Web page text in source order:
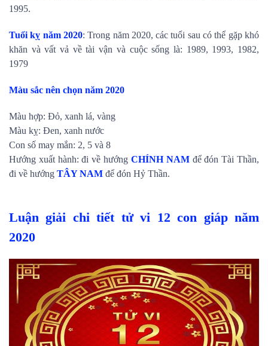
1995.
Tuổi kỵ năm 2020: Trong năm 2020, các tuổi sau có thể gặp khó
khăn và vất vả về tài vận và cuộc sống là: 1989, 1993, 1982,
1979
Màu sắc nên chọn năm 2020
Màu hợp: Đỏ, xanh lá, vàng
Màu kỵ: Đen, xanh nước
Con số may mắn: 2, 5 và 8
Hướng xuất hành: đi về hướng CHÍNH NAM để đón Tài Thần,
đi về hướng TÂY NAM để đón Hỷ Thần.
Luận giải chi tiết tử vi 12 con giáp năm
2020